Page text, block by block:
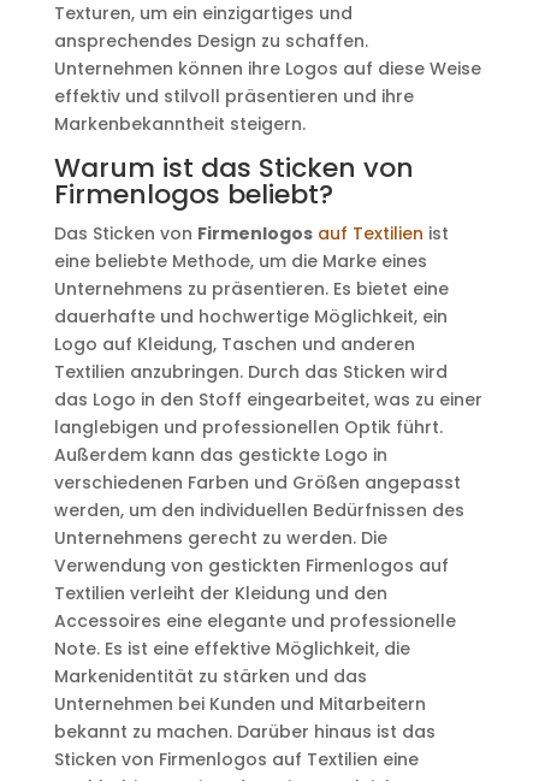
Texturen, um ein einzigartiges und
ansprechendes Design zu schaffen.
Unternehmen können ihre Logos auf diese Weise
effektiv und stilvoll präsentieren und ihre
Markenbekanntheit steigern.
Warum ist das Sticken von
Firmenlogos beliebt?
Das Sticken von Firmenlogos auf Textilien ist
eine beliebte Methode, um die Marke eines
Unternehmens zu präsentieren. Es bietet eine
dauerhafte und hochwertige Möglichkeit, ein
Logo auf Kleidung, Taschen und anderen
Textilien anzubringen. Durch das Sticken wird
das Logo in den Stoff eingearbeitet, was zu einer
langlebigen und professionellen Optik führt.
Außerdem kann das gestickte Logo in
verschiedenen Farben und Größen angepasst
werden, um den individuellen Bedürfnissen des
Unternehmens gerecht zu werden. Die
Verwendung von gestickten Firmenlogos auf
Textilien verleiht der Kleidung und den
Accessoires eine elegante und professionelle
Note. Es ist eine effektive Möglichkeit, die
Markenidentität zu stärken und das
Unternehmen bei Kunden und Mitarbeitern
bekannt zu machen. Darüber hinaus ist das
Sticken von Firmenlogos auf Textilien eine